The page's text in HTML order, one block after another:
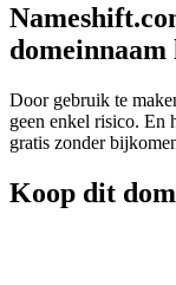
domeinnaam
Door gebruik te
geen enkel risico. En
gratis zonder
Koop dit